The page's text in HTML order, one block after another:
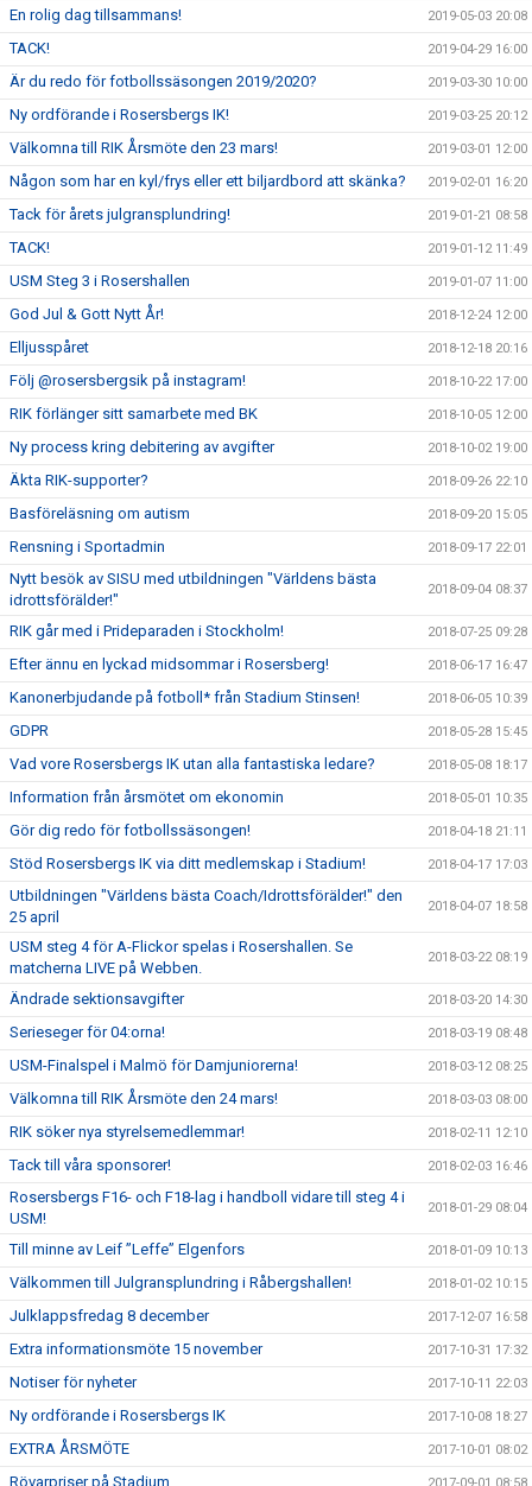
En rolig dag tillsammans! 2019-05-03 20:08
TACK! 2019-04-29 16:00
Är du redo för fotbollssäsongen 2019/2020? 2019-03-30 10:00
Ny ordförande i Rosersbergs IK! 2019-03-25 20:12
Välkomna till RIK Årsmöte den 23 mars! 2019-03-01 12:00
Någon som har en kyl/frys eller ett biljardbord att skänka? 2019-02-01 16:20
Tack för årets julgransplundring! 2019-01-21 08:58
TACK! 2019-01-12 11:49
USM Steg 3 i Rosershallen 2019-01-07 11:00
God Jul & Gott Nytt År! 2018-12-24 12:00
Elljusspåret 2018-12-18 20:16
Följ @rosersbergsik på instagram! 2018-10-22 17:00
RIK förlänger sitt samarbete med BK 2018-10-05 12:00
Ny process kring debitering av avgifter 2018-10-02 19:00
Äkta RIK-supporter? 2018-09-26 22:10
Basföreläsning om autism 2018-09-20 15:05
Rensning i Sportadmin 2018-09-17 22:01
Nytt besök av SISU med utbildningen "Världens bästa
idrottsförälder!"
2018-09-04 08:37
RIK går med i Prideparaden i Stockholm! 2018-07-25 09:28
Efter ännu en lyckad midsommar i Rosersberg! 2018-06-17 16:47
Kanonerbjudande på fotboll* från Stadium Stinsen! 2018-06-05 10:39
GDPR 2018-05-28 15:45
Vad vore Rosersbergs IK utan alla fantastiska ledare? 2018-05-08 18:17
Information från årsmötet om ekonomin 2018-05-01 10:35
Gör dig redo för fotbollssäsongen! 2018-04-18 21:11
Stöd Rosersbergs IK via ditt medlemskap i Stadium! 2018-04-17 17:03
Utbildningen "Världens bästa Coach/Idrottsförälder!" den
25 april
2018-04-07 18:58
USM steg 4 för A-Flickor spelas i Rosershallen. Se
matcherna LIVE på Webben.
2018-03-22 08:19
Ändrade sektionsavgifter 2018-03-20 14:30
Serieseger för 04:orna! 2018-03-19 08:48
USM-Finalspel i Malmö för Damjuniorerna! 2018-03-12 08:25
Välkomna till RIK Årsmöte den 24 mars! 2018-03-03 08:00
RIK söker nya styrelsemedlemmar! 2018-02-11 12:10
Tack till våra sponsorer! 2018-02-03 16:46
Rosersbergs F16- och F18-lag i handboll vidare till steg 4 i
USM!
2018-01-29 08:04
Till minne av Leif ”Leffe” Elgenfors 2018-01-09 10:13
Välkommen till Julgransplundring i Råbergshallen! 2018-01-02 10:15
Julklappsfredag 8 december 2017-12-07 16:58
Extra informationsmöte 15 november 2017-10-31 17:32
Notiser för nyheter 2017-10-11 22:03
Ny ordförande i Rosersbergs IK 2017-10-08 18:27
EXTRA ÅRSMÖTE 2017-10-01 08:02
Rövarpriser på Stadium